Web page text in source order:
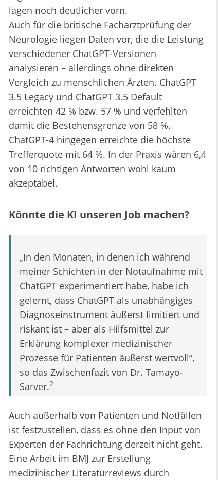
lagen noch deutlicher vorn.
Auch für die britische Facharztprüfung der
Neurologie liegen Daten vor, die die Leistung
verschiedener ChatGPT-Versionen
analysieren – allerdings ohne direkten
Vergleich zu menschlichen Ärzten. ChatGPT
3.5 Legacy und ChatGPT 3.5 Default
erreichten 42 % bzw. 57 % und verfehlten
damit die Bestehensgrenze von 58 %.
ChatGPT-4 hingegen erreichte die höchste
Trefferquote mit 64 %. In der Praxis wären 6,4
von 10 richtigen Antworten wohl kaum
akzeptabel.
Könnte die KI unseren Job machen?
„In den Monaten, in denen ich während
meiner Schichten in der Notaufnahme mit
ChatGPT experimentiert habe, habe ich
gelernt, dass ChatGPT als unabhängiges
Diagnoseinstrument äußerst limitiert und
riskant ist – aber als Hilfsmittel zur
Erklärung komplexer medizinischer
Prozesse für Patienten äußerst wertvoll“,
so das Zwischenfazit von Dr. Tamayo-
Sarver.2
Auch außerhalb von Patienten und Notfällen
ist festzustellen, dass es ohne den Input von
Experten der Fachrichtung derzeit nicht geht.
Eine Arbeit im BMJ zur Erstellung
medizinischer Literaturreviews durch